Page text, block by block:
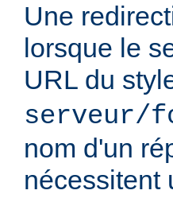
Une
lorsque le
URL du
serveur/
nom d'un
nécessitent